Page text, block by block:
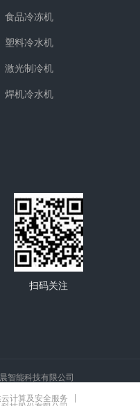
智能科技有限公司
食品冷冻机
塑料冷水机
激光制冷机
焊机冷水机
扫码关注
计算及安全服务